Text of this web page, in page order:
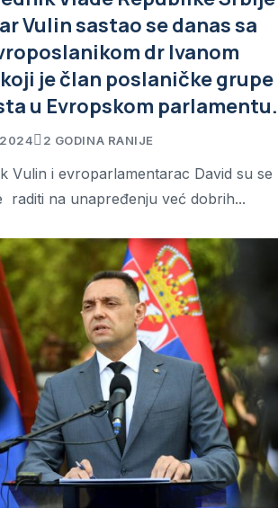
Vulin sastao se danas sa
dr Ivanom
je član poslaničke grupe
u Evropskom parlamentu.
2 GODINA RANIJE
Vulin i evroparlamentarac David su se
raditi na unapređenju već dobrih...